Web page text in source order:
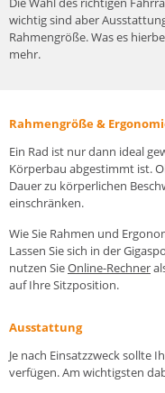
wichtig sind aber
Rahmengröße. Was es
mehr.
Rahmengröße &
Ein Rad ist nur dann ideal
Körperbau abgestimmt ist.
Dauer zu körperlichen
einschränken.
Wie Sie Rahmen und
Lassen Sie sich in der
nutzen SieOnline-Rechner
auf Ihre Sitzposition.
Ausstattung
Je nach Einsatzzweck sollte
verfügen. Am wichtigsten